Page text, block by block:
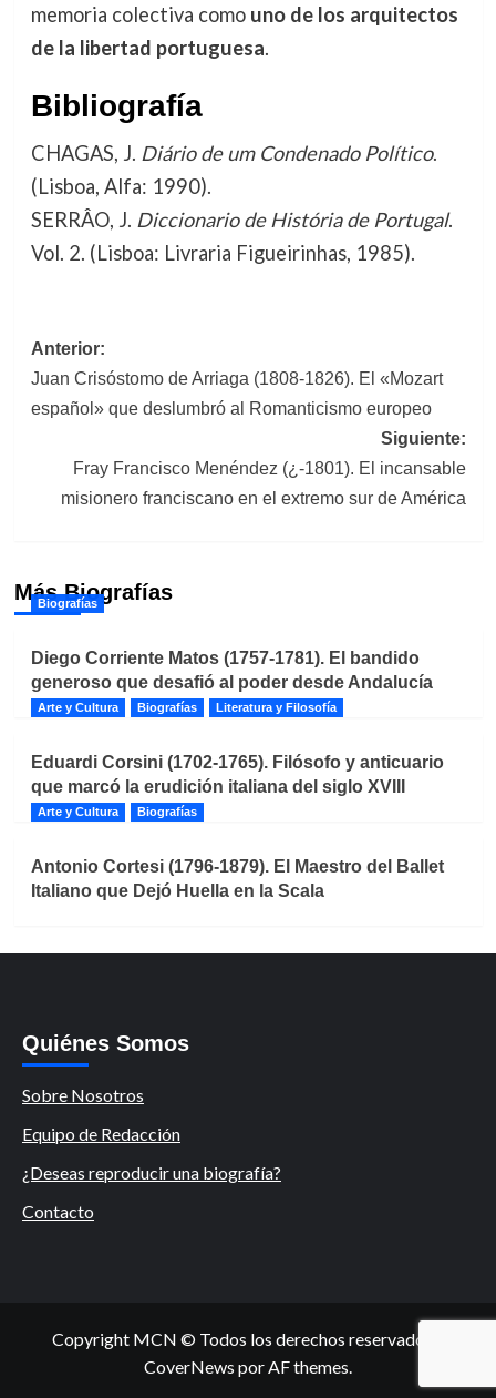
memoria colectiva como uno de los arquitectos
de la libertad portuguesa.
Bibliografía
CHAGAS, J. Diário de um Condenado Político.
(Lisboa, Alfa: 1990).
SERRÂO, J. Diccionario de História de Portugal.
Vol. 2. (Lisboa: Livraria Figueirinhas, 1985).
Navegación
de
entradas
Anterior:
Juan Crisóstomo de Arriaga (1808-1826). El «Mozart
español» que deslumbró al Romanticismo europeo
Siguiente:
Fray Francisco Menéndez (¿-1801). El incansable
misionero franciscano en el extremo sur de América
Más Biografías
Biografías
Diego Corriente Matos (1757-1781). El bandido
generoso que desafió al poder desde Andalucía
Arte y Cultura Biografías Literatura y Filosofía
Eduardi Corsini (1702-1765). Filósofo y anticuario
que marcó la erudición italiana del siglo XVIII
Arte y Cultura Biografías
Antonio Cortesi (1796-1879). El Maestro del Ballet
Italiano que Dejó Huella en la Scala
Quiénes Somos
Sobre Nosotros
Equipo de Redacción
¿Deseas reproducir una biografía?
Contacto
Copyright MCN © Todos los derechos reservados.
CoverNews por AF themes.